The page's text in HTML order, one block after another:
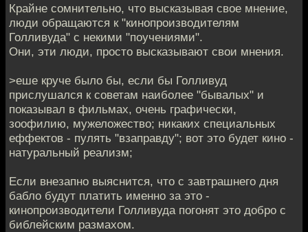
Крайне сомнительно, что высказывая свое мнение,
люди обращаются к "кинопроизводителям
Голливуда" с некими "поучениями".
Они, эти люди, просто высказывают свои мнения.
>еше круче было бы, если бы Голливуд
прислушался к советам наиболее "бывалых" и
показывал в фильмах, очень графически,
зоофилию, мужеложество; никаких специальных
еффектов - пулять "взаправду"; вот это будет кино -
натуральный реализм;
Если внезапно выяснится, что с завтрашнего дня
бабло будут платить именно за это -
кинопроизводители Голливуда погонят это добро с
библейским размахом.